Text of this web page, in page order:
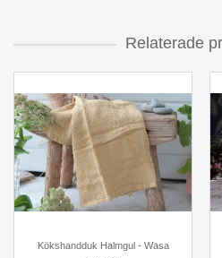
Relaterade
Kökshandduk Halmgul - Wasa